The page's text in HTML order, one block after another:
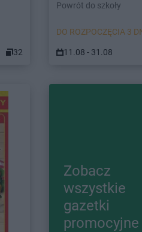
32
Powrót do szkoły
DO ROZPOCZĘCIA 3
11.08 - 31.08
Zobacz
wszystkie
gazetki
promocyjne